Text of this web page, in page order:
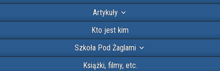
Artykuły
Kto jest kim
Szkoła Pod Żaglami
Książki, filmy, etc.